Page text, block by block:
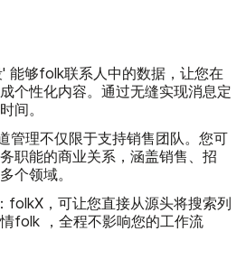
能够folk联系人中的数据，让您在
个性化内容。通过无缝实现消息定
间。
管理不仅限于支持销售团队。您可
职能的商业关系，涵盖销售、招
个领域。
folkX，可让您直接从源头将搜索列
folk ，全程不影响您的工作流